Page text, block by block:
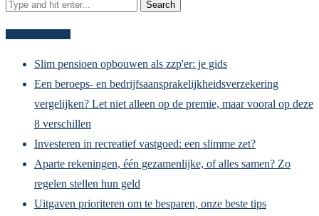
Slim pensioen opbouwen als zzp'er: je gids
Een beroeps- en bedrijfsaansprakelijkheidsverzekering
vergelijken? Let niet alleen op de premie, maar vooral op deze
8 verschillen
Investeren in recreatief vastgoed: een slimme zet?
Aparte rekeningen, één gezamenlijke, of alles samen? Zo
regelen stellen hun geld
Uitgaven prioriteren om te besparen, onze beste tips